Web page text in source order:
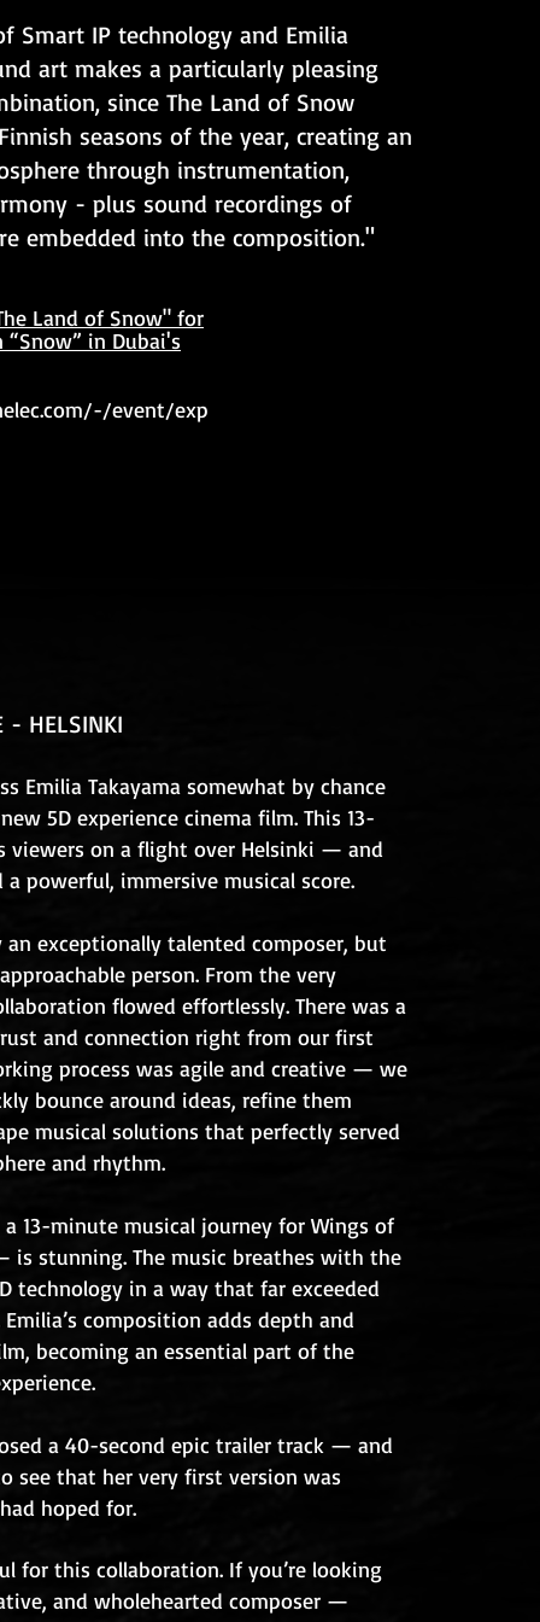
Smart IP technology and Emilia
art makes a particularly pleasing
since The Land of Snow
seasons of the year, creating an
through instrumentation,
- plus sound recordings of
embedded into the composition."
Land of Snow" for
in Dubai's
event/exp
- HELSINKI
Emilia Takayama somewhat by chance
5D experience cinema film. This 13-
viewers on a flight over Helsinki — and
powerful, immersive musical score.
exceptionally talented composer, but
person. From the very
flowed effortlessly. There was a
and connection right from our first
process was agile and creative — we
bounce around ideas, refine them
musical solutions that perfectly served
and rhythm.
13-minute musical journey for Wings of
is stunning. The music breathes with the
technology in a way that far exceeded
composition adds depth and
becoming an essential part of the
a 40-second epic trailer track — and
see that her very first version was
hoped for.
for this collaboration. If you’re looking
and wholehearted composer —